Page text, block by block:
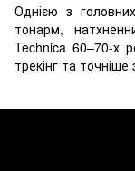
Однією з
тонарм,
Technica 60–70-х
трекінг та